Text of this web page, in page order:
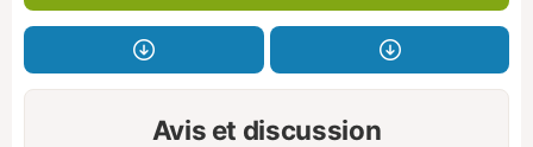
Avis et discussion